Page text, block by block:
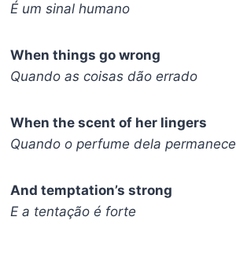
É um sinal humano
When things go wrong
Quando as coisas dão errado
When the scent of her lingers
Quando o perfume dela permanece
And temptation’s strong
E a tentação é forte